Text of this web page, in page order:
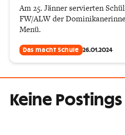
Am 25. Jänner servierten
FW/ALW der
Menü.
Das macht Schule 26.01.2024
Keine Postings